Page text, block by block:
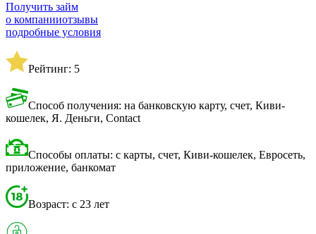
Получить займ
о компанииотзывы
подробные условия
Рейтинг: 5
Способ получения: на банковскую карту, счет, Киви-
кошелек, Я. Деньги, Contact
Способы оплаты: с карты, счет, Киви-кошелек, Евросеть,
приложение, банкомат
Возраст: с 23 лет